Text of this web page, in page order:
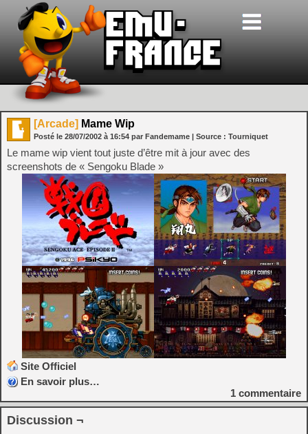
[Arcade] Mame Wip
Posté le 28/07/2002 à 16:54 par Fandemame | Source : Tourniquet
Le mame wip vient tout juste d’être mit à jour avec des
screenshots de « Sengoku Blade »
Site Officiel
En savoir plus…
1 commentaire
Discussion ¬